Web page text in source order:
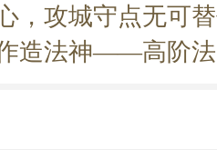
，攻城守点无可
造法神——高阶法